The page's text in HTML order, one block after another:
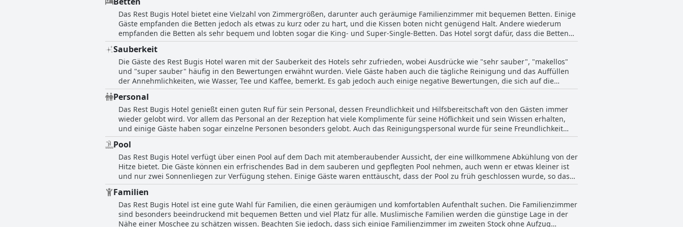
oder Menschen, die geschlossene Räume nicht mögen. Einige Zimmer im Untergeschoss verfügen jedoch über einen Balkon mit
Fenster, von dem aus man die bunten Gebäude und den Sonnenuntergang sehen kann. Die Gäste loben die angemessene
Ausstattung und die guten Hygienestandards, obwohl einige Probleme mit der Sauberkeit der Dusche oder der Betten hatten. Die
Lage des Hotels ist günstig, um die wichtigsten Sehenswürdigkeiten und Einkaufszentren zu erkunden.
Das Rest Bugis Hotel bietet eine Vielzahl von Zimmergrößen, darunter auch geräumige Familienzimmer mit bequemen Betten. Einige
Gäste empfanden die Betten jedoch als etwas zu kurz oder zu hart, und die Kissen boten nicht genügend Halt. Andere wiederum
empfanden die Betten als sehr bequem und lobten sogar die King- und Super-Single-Betten. Das Hotel sorgt dafür, dass die Betten
täglich frisch und sauber sind, und die Kissen und Bezüge werden als sehr gemütlich empfunden. Insgesamt können die Gäste im
Rest Bugis Hotel eine gute Nachtruhe erwarten.
Sauberkeit
Die Gäste des Rest Bugis Hotel waren mit der Sauberkeit des Hotels sehr zufrieden, wobei Ausdrücke wie "sehr sauber", "makellos"
und "super sauber" häufig in den Bewertungen erwähnt wurden. Viele Gäste haben auch die tägliche Reinigung und das Auffüllen
der Annehmlichkeiten, wie Wasser, Tee und Kaffee, bemerkt. Es gab jedoch auch einige negative Bewertungen, die sich auf die
Sauberkeit bezogen, wie z. B. schmutzige Wände und Schimmel auf den Möbeln. Insgesamt waren die Gäste jedoch mit der
Sauberkeit des Hotels zufrieden und haben auch das freundliche und hilfsbereite Personal gelobt.
Personal
Das Rest Bugis Hotel genießt einen guten Ruf für sein Personal, dessen Freundlichkeit und Hilfsbereitschaft von den Gästen immer
wieder gelobt wird. Vor allem das Personal an der Rezeption hat viele Komplimente für seine Höflichkeit und sein Wissen erhalten,
und einige Gäste haben sogar einzelne Personen besonders gelobt. Auch das Reinigungspersonal wurde für seine Freundlichkeit
erwähnt, ebenso wie die philippinischen Mitarbeiter, wobei Ivy von einem Reisenden besonders gelobt wurde. Es gab jedoch einige
wenige Fälle, in denen Gäste weniger freundliches Personal angetroffen haben oder den Eindruck hatten, dass der Service nicht
zuvorkommend genug war. Im Großen und Ganzen haben die meisten Gäste das Personal jedoch als ausgezeichnet, effizient und
professionell empfunden, und mehrere Gäste erwähnten, dass sie gerne wieder hier übernachten würden.
Pool
Das Rest Bugis Hotel verfügt über einen Pool auf dem Dach mit atemberaubender Aussicht, der eine willkommene Abkühlung von der
Hitze bietet. Die Gäste können ein erfrischendes Bad in dem sauberen und gepflegten Pool nehmen, auch wenn er etwas kleiner ist
und nur zwei Sonnenliegen zur Verfügung stehen. Einige Gäste waren enttäuscht, dass der Pool zu früh geschlossen wurde, so dass
es schwierig war, ihn nachts zu nutzen. Nichtsdestotrotz war der Poolbereich schön und gut gestaltet, perfekt für ein kühles Bad nach
der Erkundung der Stadt. Frische Handtücher wurden am Pool zur Verfügung gestellt, was die Gäste sehr schätzten, so dass die
Zimmer nicht feucht wurden. Insgesamt war der Pool auf dem Dach ein zusätzlicher Pluspunkt für den Aufenthalt im Rest Bugis
Hotel.
Familien
Das Rest Bugis Hotel ist eine gute Wahl für Familien, die einen geräumigen und komfortablen Aufenthalt suchen. Die Familienzimmer
sind besonders beeindruckend mit bequemen Betten und viel Platz für alle. Muslimische Familien werden die günstige Lage in der
Nähe einer Moschee zu schätzen wissen. Beachten Sie jedoch, dass sich einige Familienzimmer im zweiten Stock ohne Aufzug